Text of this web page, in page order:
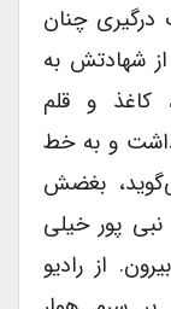
چنان
شهادتش به
و قلم
و به خط
بغضش
پور خیلى
از رادیو